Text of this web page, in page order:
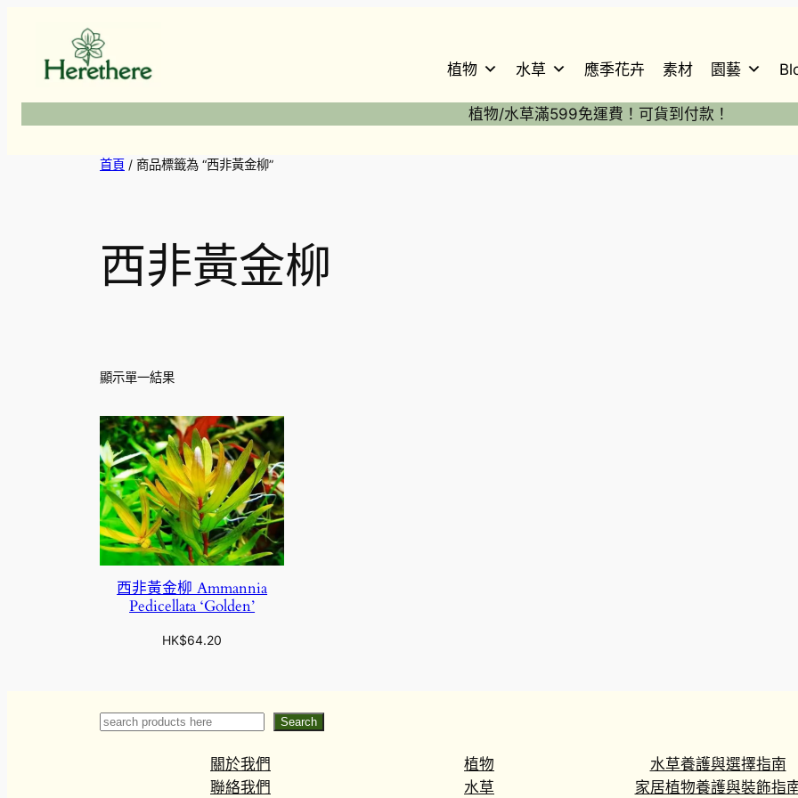
植物 水草 應季花卉 素材 園藝
植物/水草滿599免運費！可貨到付款！
首頁 / 商品標籤為 “西非黃金柳”
西非黃金柳
顯示單一結果
西非黃金柳 Ammannia
Pedicellata ‘Golden’
HK$64.20
Search Search
關於我們
聯絡我們
植物
水草
水草養護與選擇指南
家居植物養護與裝飾指